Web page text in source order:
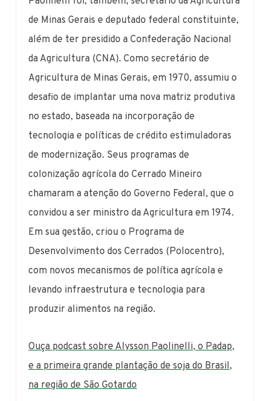
de Minas Gerais e deputado federal constituinte,
além de ter presidido a Confederação Nacional
da Agricultura (CNA). Como secretário de
Agricultura de Minas Gerais, em 1970, assumiu o
desafio de implantar uma nova matriz produtiva
no estado, baseada na incorporação de
tecnologia e políticas de crédito estimuladoras
de modernização. Seus programas de
colonização agrícola do Cerrado Mineiro
chamaram a atenção do Governo Federal, que o
convidou a ser ministro da Agricultura em 1974.
Em sua gestão, criou o Programa de
Desenvolvimento dos Cerrados (Polocentro),
com novos mecanismos de política agrícola e
levando infraestrutura e tecnologia para
produzir alimentos na região.
Ouça podcast sobre Alysson Paolinelli, o Padap,
e a primeira grande plantação de soja do Brasil,
na região de São Gotardo